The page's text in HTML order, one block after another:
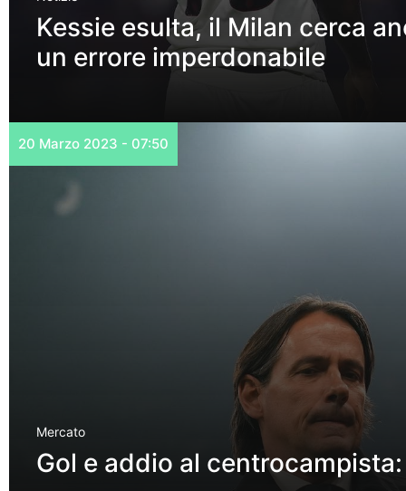
Kessie esulta, il Milan cerca
un errore imperdonabile
20 Marzo 2023 - 07:50
Mercato
Gol e addio al